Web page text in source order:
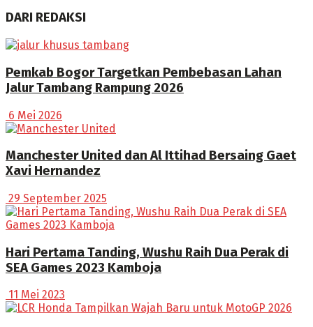
DARI REDAKSI
Pemkab Bogor Targetkan Pembebasan Lahan
Jalur Tambang Rampung 2026
6 Mei 2026
Manchester United dan Al Ittihad Bersaing Gaet
Xavi Hernandez
29 September 2025
Hari Pertama Tanding, Wushu Raih Dua Perak di
SEA Games 2023 Kamboja
11 Mei 2023